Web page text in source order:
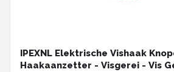
IPEXNL Elektrische Vishaak
Haakaanzetter - Visgerei - Vis